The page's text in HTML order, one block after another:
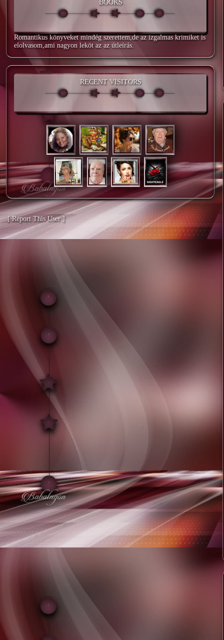
BOOKS
Romantikus könyveket mindég szerettem,de az izgalmas krimiket is
elolvasom,ami nagyon leköt az az útleírás.
RECENT VISITORS
[ Report This User ]